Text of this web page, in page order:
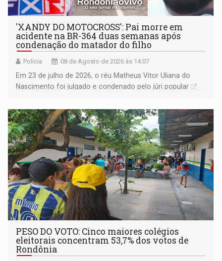
'XANDY DO MOTOCROSS': Pai morre em
acidente na BR-364 duas semanas após
condenação do matador do filho
Polícia 08 de Agosto de 2026 às 14:07
Em 23 de julho de 2026, o réu Matheus Vitor Uliana do
Nascimento foi julgado e condenado pelo júri popular
PESO DO VOTO: Cinco maiores colégios
eleitorais concentram 53,7% dos votos de
Rondônia